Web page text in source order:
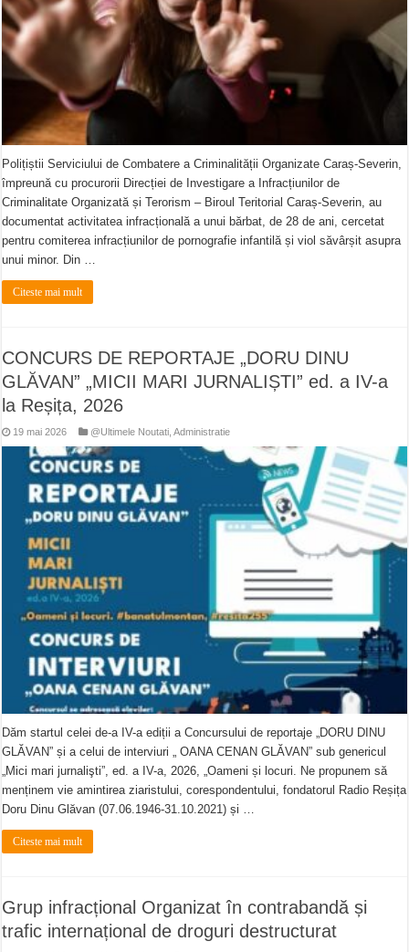
Polițiștii Serviciului de Combatere a Criminalității Organizate Caraș-Severin,
împreună cu procurorii Direcției de Investigare a Infracțiunilor de
Criminalitate Organizată și Terorism – Biroul Teritorial Caraș-Severin, au
documentat activitatea infracțională a unui bărbat, de 28 de ani, cercetat
pentru comiterea infracțiunilor de pornografie infantilă și viol săvârșit asupra
unui minor. Din …
Citeste mai mult
CONCURS DE REPORTAJE „DORU DINU
GLĂVAN” „MICII MARI JURNALIȘTI” ed. a IV-a
la Reșița, 2026
19 mai 2026 @Ultimele Noutati ,Administratie
Dăm startul celei de-a IV-a ediții a Concursului de reportaje „DORU DINU
GLĂVAN” și a celui de interviuri „ OANA CENAN GLĂVAN” sub genericul
„Mici mari jurnalişti”, ed. a IV-a, 2026, „Oameni și locuri. Ne propunem să
menținem vie amintirea ziaristului, corespondentului, fondatorul Radio Reșița
Doru Dinu Glăvan (07.06.1946-31.10.2021) și …
Citeste mai mult
Grup infracțional Organizat în contrabandă și
trafic internațional de droguri destructurat